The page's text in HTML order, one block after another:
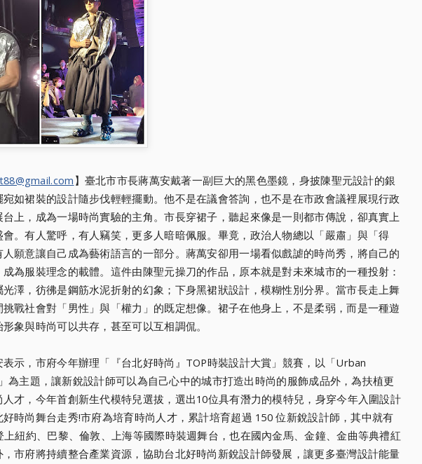
】臺北市市長蔣萬安戴著一副巨大的黑色墨鏡，身披陳聖元設計的銀
如裙裝的設計隨步伐輕輕擺動。他不是在議會答詢，也不是在市政會議裡展現行政
上，成為一場時尚實驗的主角。市長穿裙子，聽起來像是一則都市傳說，卻真實上
。有人驚呼，有人竊笑，更多人暗暗佩服。畢竟，政治人物總以「嚴肅」與「得
願意讓自己成為藝術語言的一部分。蔣萬安卻用一場看似戲謔的時尚秀，將自己的
為服裝理念的載體。這件由陳聖元操刀的作品，原本就是對未來城市的一種投射：
澤，彷彿是鋼筋水泥折射的幻象；下身黑裙狀設計，模糊性別分界。當市長走上舞
戰社會對「男性」與「權力」的既定想像。裙子在他身上，不是柔弱，而是一種遊
象與時尚可以共存，甚至可以互相調侃。
示，市府今年辦理「『台北好時尚』TOP時裝設計大賞」競賽，以「Urban
為主題，讓新銳設計師可以為自己心中的城市打造出時尚的服飾成品外，為扶植更
才，今年首創新生代模特兒選拔，選出10位具有潛力的模特兒，身穿今年入圍設計
時尚舞台走秀!市府為培育時尚人才，累計培育超過 150 位新銳設計師，其中就有
上紐約、巴黎、倫敦、上海等國際時裝週舞台，也在國內金馬、金鐘、金曲等典禮紅
市府將持續整合產業資源，協助台北好時尚新銳設計師發展，讓更多臺灣設計能量